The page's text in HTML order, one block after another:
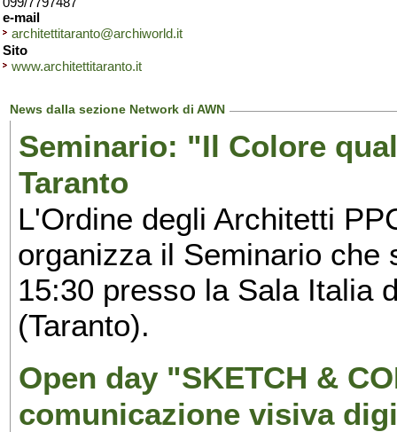
e-mail
architettitaranto@archiworld.it
Sito
www.architettitaranto.it
News dalla sezione Network di AWN
Seminario: "Il Colore
Taranto
L'Ordine degli Architetti
organizza il Seminario che
15:30 presso la Sala Italia
(Taranto).
Open day "SKETCH &
comunicazione visiva